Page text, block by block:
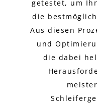
getestet, um
die
Aus diesen
und
die dabei